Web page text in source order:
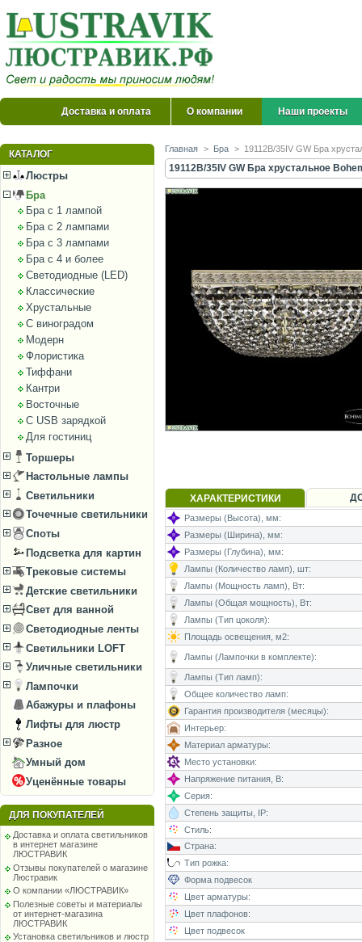
Доставка и оплата О компании Наши проекты
КАТАЛОГ
Люстры
Бра
Бра с 1 лампой
Бра с 2 лампами
Бра с 3 лампами
Бра с 4 и более
Светодиодные (LED)
Классические
Хрустальные
С виноградом
Модерн
Флористика
Тиффани
Кантри
Восточные
С USB зарядкой
Для гостиниц
Торшеры
Настольные лампы
Светильники
Точечные светильники
Споты
Подсветка для картин
Трековые системы
Детские светильники
Свет для ванной
Светодиодные ленты
Светильники LOFT
Уличные светильники
Лампочки
Абажуры и плафоны
Лифты для люстр
Разное
Умный дом
Уценённые товары
ДЛЯ ПОКУПАТЕЛЕЙ
Доставка и оплата светильников
в интернет магазине
ЛЮСТРАВИК
Отзывы покупателей о магазине
Люстравик
О компании «ЛЮСТРАВИК»
Полезные советы и материалы
от интернет-магазина
ЛЮСТРАВИК
Установка светильников и люстр
Главная > Бра > 19112B/35IV GW Бра
19112B/35IV GW Бра хрустальное
ХАРАКТЕРИСТИКИ
Размеры (Высота), мм:
Размеры (Ширина), мм:
Размеры (Глубина), мм:
Лампы (Количество ламп), шт:
Лампы (Мощность ламп), Вт:
Лампы (Общая мощность), Вт:
Лампы (Тип цоколя):
Площадь освещения, м2:
Лампы (Лампочки в комплекте):
Лампы (Тип ламп):
Общее количество ламп:
Гарантия производителя (месяцы):
Интерьер:
Материал арматуры:
Место установки:
Напряжение питания, В:
Серия:
Степень защиты, IP:
Стиль:
Страна:
Тип рожка:
Форма подвесок
Цвет арматуры:
Цвет плафонов:
Цвет подвесок